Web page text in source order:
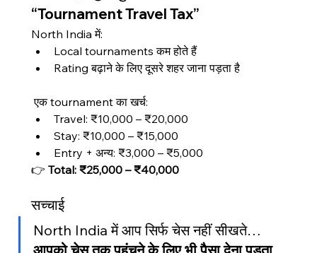
“Tournament Travel Tax”
North India में:
Local tournaments कम होते हैं
Rating बढ़ाने के लिए दूसरे शहर जाना पड़ता है
एक tournament का खर्च:
Travel: ₹10,000 – ₹20,000
Stay: ₹10,000 – ₹15,000
Entry + अन्य: ₹3,000 – ₹5,000
👉 Total: ₹25,000 – ₹40,000
सच्चाई
North India में आप सिर्फ चेस नहीं सीखते…